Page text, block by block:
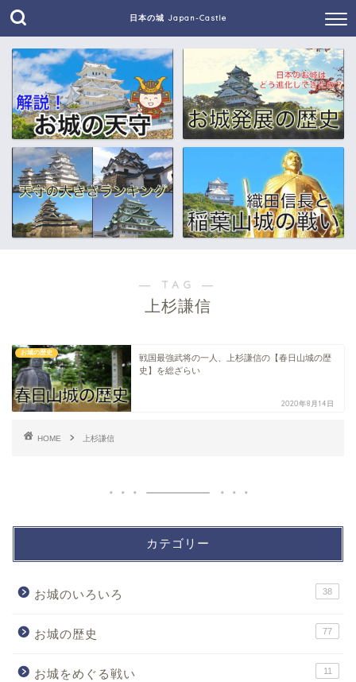
日本の城 Japan-Castle
― TAG ―
上杉謙信
お城の歴史
戦国最強武将の一人、上杉謙信の【春日山城の歴
史】を総ざらい
2020年8月14日
HOME 上杉謙信
カテゴリー
お城のいろいろ 38
お城の歴史 77
お城をめぐる戦い 11